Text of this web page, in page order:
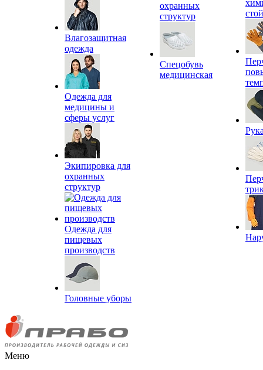
Влагозащитная
одежда
Одежда для
медицины и
сферы услуг
Экипировка для
охранных
структур
Одежда для
пищевых
производств
Головные уборы
охранных
структур
Спецобувь
медицинская
Меню